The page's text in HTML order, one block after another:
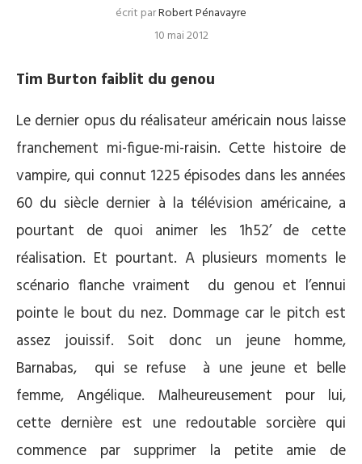
écrit parRobert Pénavayre
10 mai 2012
Tim Burton faiblit du genou
Le dernier opus du réalisateur américain nous laisse
franchement mi-figue-mi-raisin. Cette histoire de
vampire, qui connut 1225 épisodes dans les années
60 du siècle dernier à la télévision américaine, a
pourtant de quoi animer les 1h52’ de cette
réalisation. Et pourtant. A plusieurs moments le
scénario flanche vraiment du genou et l’ennui
pointe le bout du nez. Dommage car le pitch est
assez jouissif. Soit donc un jeune homme,
Barnabas, qui se refuse à une jeune et belle
femme, Angélique. Malheureusement pour lui,
cette dernière est une redoutable sorcière qui
commence par supprimer la petite amie de